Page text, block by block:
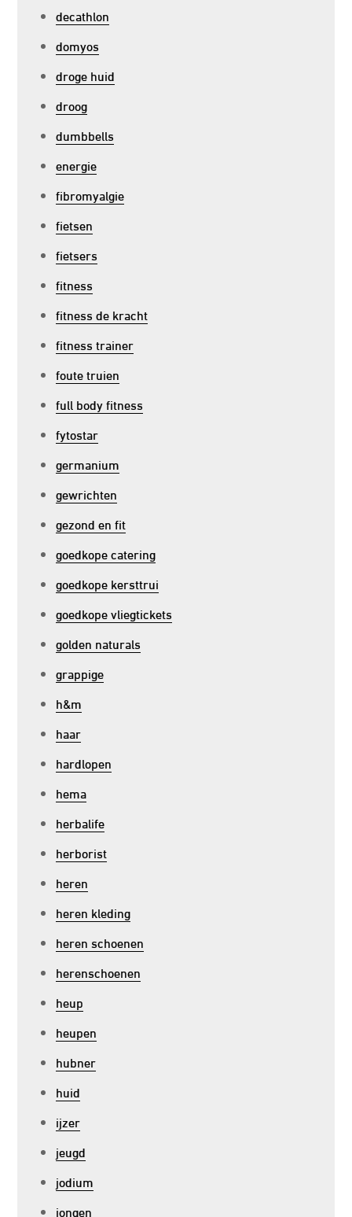
decathlon
domyos
droge huid
droog
dumbbells
energie
fibromyalgie
fietsen
fietsers
fitness
fitness de kracht
fitness trainer
foute truien
full body fitness
fytostar
germanium
gewrichten
gezond en fit
goedkope catering
goedkope kersttrui
goedkope vliegtickets
golden naturals
grappige
h&m
haar
hardlopen
hema
herbalife
herborist
heren
heren kleding
heren schoenen
herenschoenen
heup
heupen
hubner
huid
ijzer
jeugd
jodium
jongen